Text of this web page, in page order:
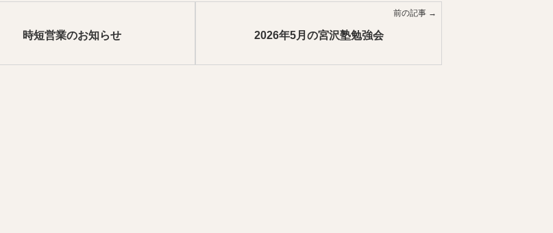
時短営業のお知らせ
前の記事 →
2026年5月の宮沢塾勉強会